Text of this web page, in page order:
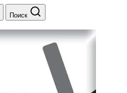
Поиск